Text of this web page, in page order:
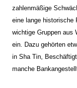
zahlenmäßige
eine lange historische
wichtige Gruppen aus
ein. Dazu gehörten
in Sha Tin,
manche